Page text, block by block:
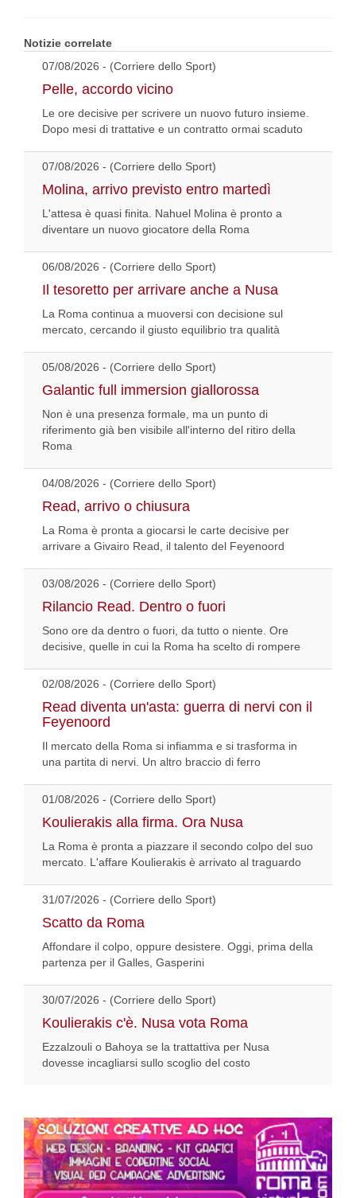
Notizie correlate
07/08/2026 - (Corriere dello Sport)
Pelle, accordo vicino
Le ore decisive per scrivere un nuovo futuro insieme.
Dopo mesi di trattative e un contratto ormai scaduto
07/08/2026 - (Corriere dello Sport)
Molina, arrivo previsto entro martedì
L'attesa è quasi finita. Nahuel Molina è pronto a
diventare un nuovo giocatore della Roma
06/08/2026 - (Corriere dello Sport)
Il tesoretto per arrivare anche a Nusa
La Roma continua a muoversi con decisione sul
mercato, cercando il giusto equilibrio tra qualità
05/08/2026 - (Corriere dello Sport)
Galantic full immersion giallorossa
Non è una presenza formale, ma un punto di
riferimento già ben visibile all'interno del ritiro della
Roma
04/08/2026 - (Corriere dello Sport)
Read, arrivo o chiusura
La Roma è pronta a giocarsi le carte decisive per
arrivare a Givairo Read, il talento del Feyenoord
03/08/2026 - (Corriere dello Sport)
Rilancio Read. Dentro o fuori
Sono ore da dentro o fuori, da tutto o niente. Ore
decisive, quelle in cui la Roma ha scelto di rompere
02/08/2026 - (Corriere dello Sport)
Read diventa un'asta: guerra di nervi con il
Feyenoord
Il mercato della Roma si infiamma e si trasforma in
una partita di nervi. Un altro braccio di ferro
01/08/2026 - (Corriere dello Sport)
Koulierakis alla firma. Ora Nusa
La Roma è pronta a piazzare il secondo colpo del suo
mercato. L'affare Koulierakis è arrivato al traguardo
31/07/2026 - (Corriere dello Sport)
Scatto da Roma
Affondare il colpo, oppure desistere. Oggi, prima della
partenza per il Galles, Gasperini
30/07/2026 - (Corriere dello Sport)
Koulierakis c'è. Nusa vota Roma
Ezzalzouli o Bahoya se la trattattiva per Nusa
dovesse incagliarsi sullo scoglio del costo